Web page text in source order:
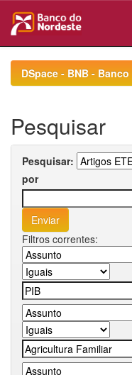
navigationDSpace - BNB -
Pesquisar
Pesquisar:
por
Filtros correntes: